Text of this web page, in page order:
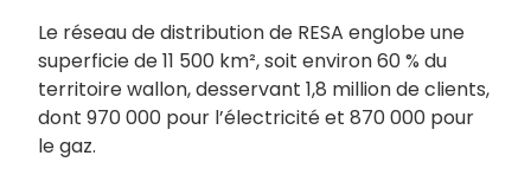
Le réseau de distribution de RESA englobe une
superficie de 11 500 km², soit environ 60 % du
territoire wallon, desservant 1,8 million de clients,
dont 970 000 pour l’électricité et 870 000 pour
le gaz.